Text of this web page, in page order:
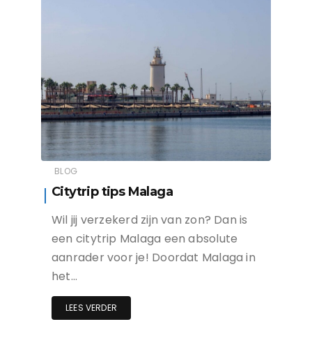
BLOG
Citytrip tips Malaga
Wil jij verzekerd zijn van zon? Dan is
een citytrip Malaga een absolute
aanrader voor je! Doordat Malaga in
het…
LEES VERDER